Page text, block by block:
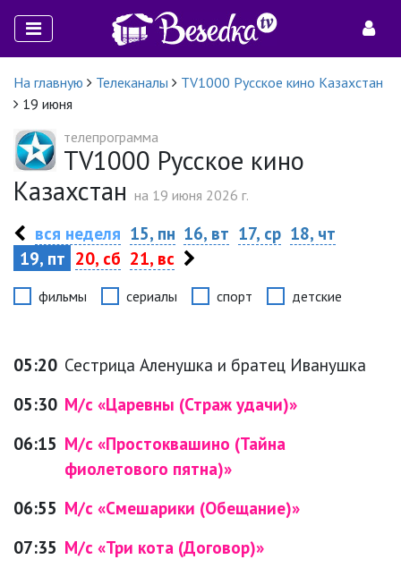
На главную Телеканалы
TV1000 Русское кино Казахстан
19 июня
телепрограмма
TV1000 Русское кино
Казахстан на 19 июня 2026 г.
вся неделя 15, пн 16, вт 17, ср 18, чт
19, пт 20, сб 21, вс
фильмы сериалы спорт детские
05:20 Сестрица Аленушка и братец Иванушка
05:30 М/с «Царевны (Страж удачи)»
06:15 М/с «Простоквашино (Тайна
фиолетового пятна)»
06:55 М/с «Смешарики (Обещание)»
07:35 М/с «Три кота (Договор)»